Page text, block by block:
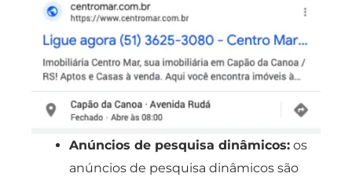
Anúncios de pesquisa dinâmicos: os
anúncios de pesquisa dinâmicos são